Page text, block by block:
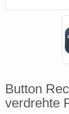
Button
verdrehte